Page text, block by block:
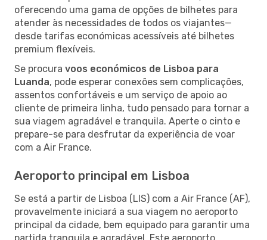
oferecendo uma gama de opções de bilhetes para
atender às necessidades de todos os viajantes—
desde tarifas económicas acessíveis até bilhetes
premium flexíveis.
Se procura voos económicos de Lisboa para
Luanda, pode esperar conexões sem complicações,
assentos confortáveis e um serviço de apoio ao
cliente de primeira linha, tudo pensado para tornar a
sua viagem agradável e tranquila. Aperte o cinto e
prepare-se para desfrutar da experiência de voar
com a Air France.
Aeroporto principal em Lisboa
Se está a partir de Lisboa (LIS) com a Air France (AF),
provavelmente iniciará a sua viagem no aeroporto
principal da cidade, bem equipado para garantir uma